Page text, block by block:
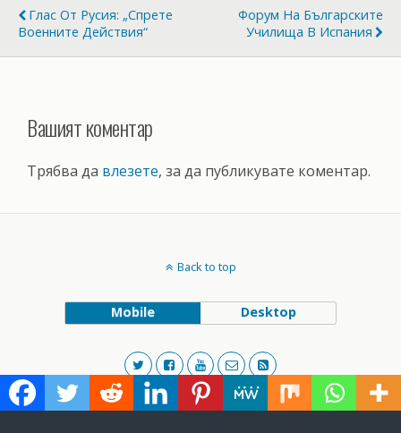
Глас От Русия: „Спрете
Военните Действия“
Форум На Българските
Училища В Испания
Вашият коментар
Трябва да влезете, за да публикувате коментар.
Back to top
Mobile Desktop